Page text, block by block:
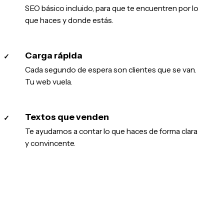
SEO básico incluido, para que te encuentren por lo
que haces y donde estás.
✓ Carga rápida
Cada segundo de espera son clientes que se van.
Tu web vuela.
✓ Textos que venden
Te ayudamos a contar lo que haces de forma clara
y convincente.